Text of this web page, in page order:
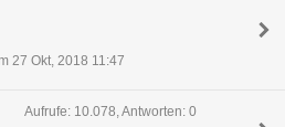
27 Okt, 2018 11:47
Aufrufe: 10.078, Antworten: 0